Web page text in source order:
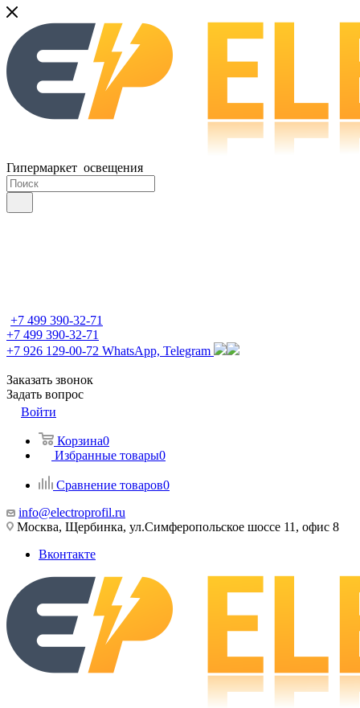
Гипермаркет освещения
+7 499 390-32-71
+7 499 390-32-71
+7 926 129-00-72 WhatsApp, Telegram
Заказать звонок
Задать вопрос
Войти
Корзина0
Избранные товары0
Сравнение товаров0
info@electroprofil.ru
Москва, Щербинка, ул.Симферопольское шоссе 11, офис 8
Вконтакте